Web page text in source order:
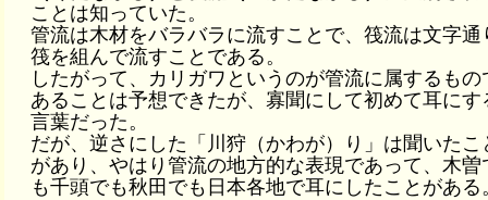
ことは知っていた。
管流は木材をバラバラに流すことで、筏流は文字通
筏を組んで流すことである。
したがって、カリガワというのが管流に属するもの
あることは予想できたが、寡聞にして初めて耳にす
言葉だった。
だが、逆さにした「川狩（かわが）り」は聞いたこ
があり、やはり管流の地方的な表現であって、木曽
も千頭でも秋田でも日本各地で耳にしたことがある